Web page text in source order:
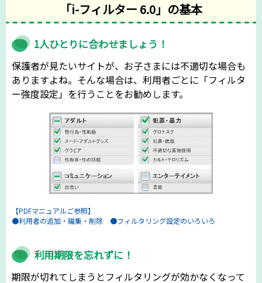
「i-フィルター 6.0」の基本
1人ひとりに合わせましょう！
保護者が見たいサイトが、お子さまには不適切な場合も
ありますよね。そんな場合は、利用者ごとに「フィルタ
ー強度設定」を行うことをお勧めします。
【PDFマニュアルご参照】
●利用者の追加・編集・削除 ●フィルタリング設定のいろいろ
利用期限を忘れずに！
期限が切れてしまうとフィルタリングが効かなくなって